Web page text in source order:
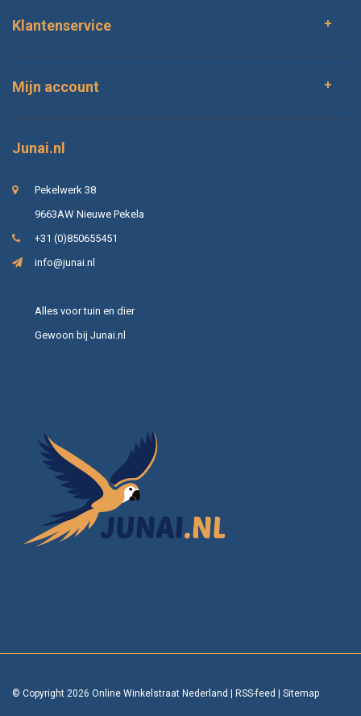
Klantenservice
Mijn account
Junai.nl
Pekelwerk 38
9663AW Nieuwe Pekela
+31 (0)850655451
info@junai.nl
Alles voor tuin en dier
Gewoon bij Junai.nl
© Copyright 2026 Online Winkelstraat Nederland RSS-feed Sitemap